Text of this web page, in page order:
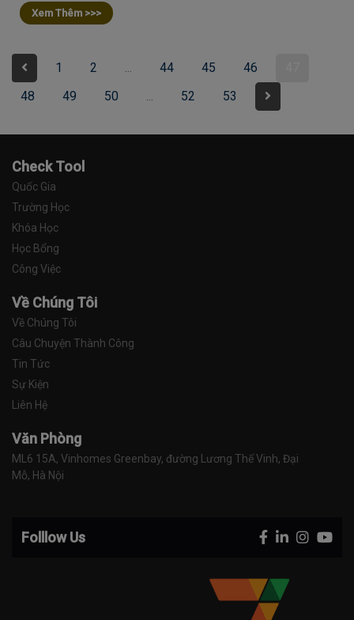
Xem Thêm >>>
1 2 ... 44 45 46
48
49 50 ... 52 53
Check Tool
Quốc Gia
Trường Học
Khóa Học
Học Bổng
Công Việc
Về Chúng Tôi
Về Chúng Tôi
Câu Chuyện Thành Công
Tin Tức
Sự Kiện
Liên Hệ
Văn Phòng
ML6 15A, Vinhomes Greenbay, đường Lương Thế Vinh, Đại
Mỗ, Hà Nội
Folllow Us